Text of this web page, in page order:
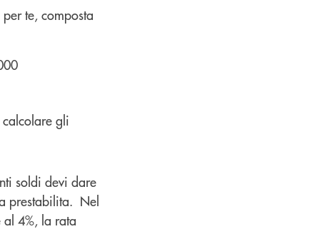
te, composta
calcolare gli
soldi devi dare
prestabilita. Nel
4%, la rata